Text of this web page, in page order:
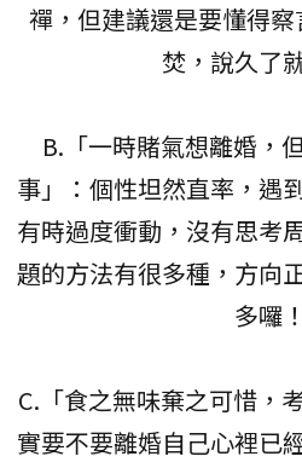
禪，但建議還是要懂得
焚，說久了
B.「一時賭氣想離婚，
事」：個性坦然直率，遇
有時過度衝動，沒有思考
題的方法有很多種，方向
多囉！
C.「食之無味棄之可惜，
實要不要離婚自己心裡已